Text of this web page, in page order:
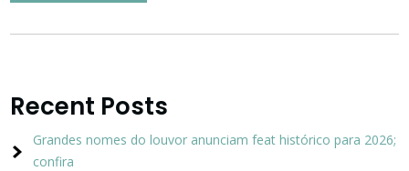
Recent Posts
Grandes nomes do louvor anunciam feat histórico para 2026;
confira